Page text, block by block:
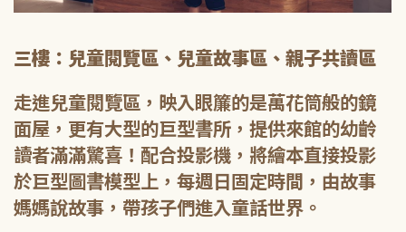
三樓：兒童閱覽區、兒童故事區、親子共讀區
走進兒童閱覽區，映入眼簾的是萬花筒般的鏡
面屋，更有大型的巨型書所，提供來館的幼齡
讀者滿滿驚喜！配合投影機，將繪本直接投影
於巨型圖書模型上，每週日固定時間，由故事
媽媽說故事，帶孩子們進入童話世界。